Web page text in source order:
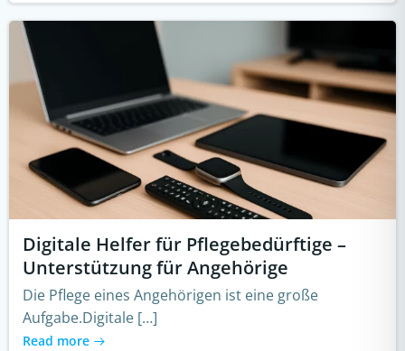
Digitale Helfer für Pflegebedürftige –
Unterstützung für Angehörige
Die Pflege eines Angehörigen ist eine große
Aufgabe.Digitale […]
Read more